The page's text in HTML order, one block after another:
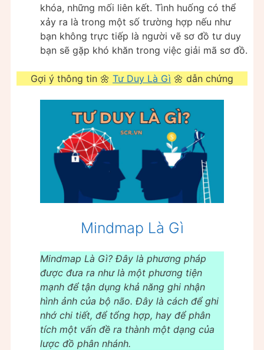
khóa, những mối liên kết. Tình huống có thể
xảy ra là trong một số trường hợp nếu như
bạn không trực tiếp là người vẽ sơ đồ tư duy
bạn sẽ gặp khó khăn trong việc giải mã sơ đồ.
Gợi ý thông tin 🌼 Tư Duy Là Gì 🌼 dẫn chứng
Mindmap Là Gì
Mindmap Là Gì? Đây là phương pháp
được đưa ra như là một phương tiện
mạnh để tận dụng khả năng ghi nhận
hình ảnh của bộ não. Đây là cách để ghi
nhớ chi tiết, để tổng hợp, hay để phân
tích một vấn đề ra thành một dạng của
lược đồ phân nhánh.